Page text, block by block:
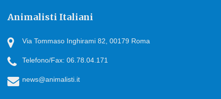
Animalisti Italiani
Via Tommaso Inghirami 82, 00179 Roma
Telefono/Fax: 06.78.04.171
news@animalisti.it